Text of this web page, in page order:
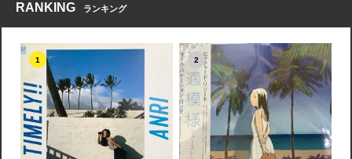
RANKING ランキング
1 2